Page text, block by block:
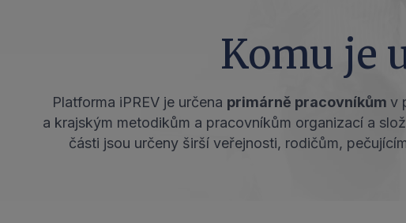
Komu je
Platforma iPREV je určena primárně pracovníkům v
a krajským metodikům a pracovníkům organizací a
části jsou určeny širší veřejnosti, rodičům,